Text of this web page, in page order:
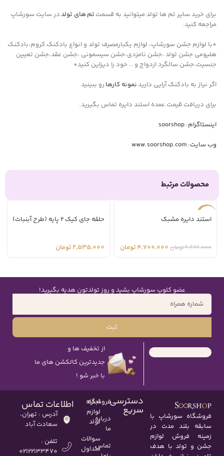
برای خرید سایر تم ها تولد میتوانید به قسمت تم های تولددر سایت سورشاپ
مراجعه کنید.
*با لوازم جشن سورشاپ، لوازم یکبارمصرف تولد و انواع بادکنک کروم،بادکنک
هلیومی جشن تولد ،جشن نامزدی،جشن سیسمونی ،جشن عقد،جشن تعیین
جنسیت،جشن سالگرد ازدواج و … خود را دیزاین کنید*
اگر نیاز به بادکنک آرایی داریدنمونه کارها رو ببینید
برای دریافت قیمت عمده استند دایره تماس بگیرید.
اینستاگرام: soorshop
وب سایت: www.soorshop.com
محصولات مرتبط
استند دایره مشبک
6,422,000تومان 4,700,000 تومان
حلقه جای کیک ۲ پایه (طرح آبنبات)
2,535,000تومان
عضو کلوپ سورشاپ بشید و روز تولدتون هدیه بگیرید!
ثبت
از تخفیف ها و
جدیدترین کالکشن های ما
با خبر شو !
فروشگاه سورشاپ با
سابقه بلند مدت در
زمینه فروش لوازم
جشن و تولد با هدف
دسترسی
سریع
فروشگاه
درباره
ما
تماس
اجاره
لوازم
تولد
سوالات
متداول
اطلاعات تماس
آدرس : تهران،
سعادت آباد
تلفن :
02122133470